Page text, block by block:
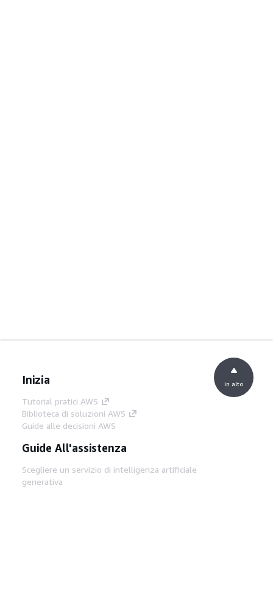
Inizia
Tutorial pratici AWS
Biblioteca di soluzioni AWS
Guide alle decisioni AWS
Guide All'assistenza
Scegliere un servizio di intelligenza artificiale
generativa
in alto